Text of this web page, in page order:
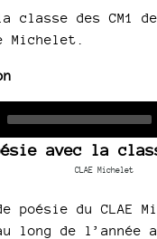
classe des CM1
Michelet.
avec la
CLAE Michelet
poésie du
long de l’année